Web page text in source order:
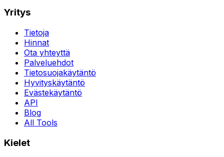
Yritys
Tietoja
Hinnat
Ota yhteyttä
Palveluehdot
Tietosuojakäytäntö
Hyvityskäytäntö
Evästekäytäntö
API
Blog
All Tools
Kielet